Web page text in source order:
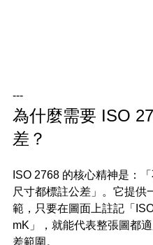
---
為什麼需要 ISO
差？
ISO 2768 的核心精神是：
尺寸都標註公差」。它提供
範，只要在圖面上註記「
mK」，就能代表整張圖都
差範圍。